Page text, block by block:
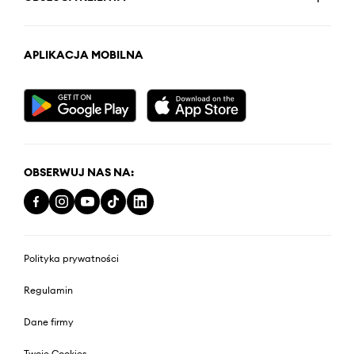
APLIKACJA MOBILNA
OBSERWUJ NAS NA:
Polityka prywatności
Regulamin
Dane firmy